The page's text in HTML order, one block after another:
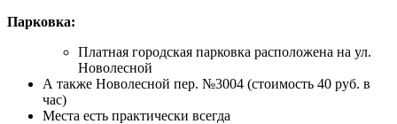
Парковка:
Платная городская парковка расположена на ул.
Новолесной
А также Новолесной пер. №3004 (стоимость 40 руб. в
час)
Места есть практически всегда